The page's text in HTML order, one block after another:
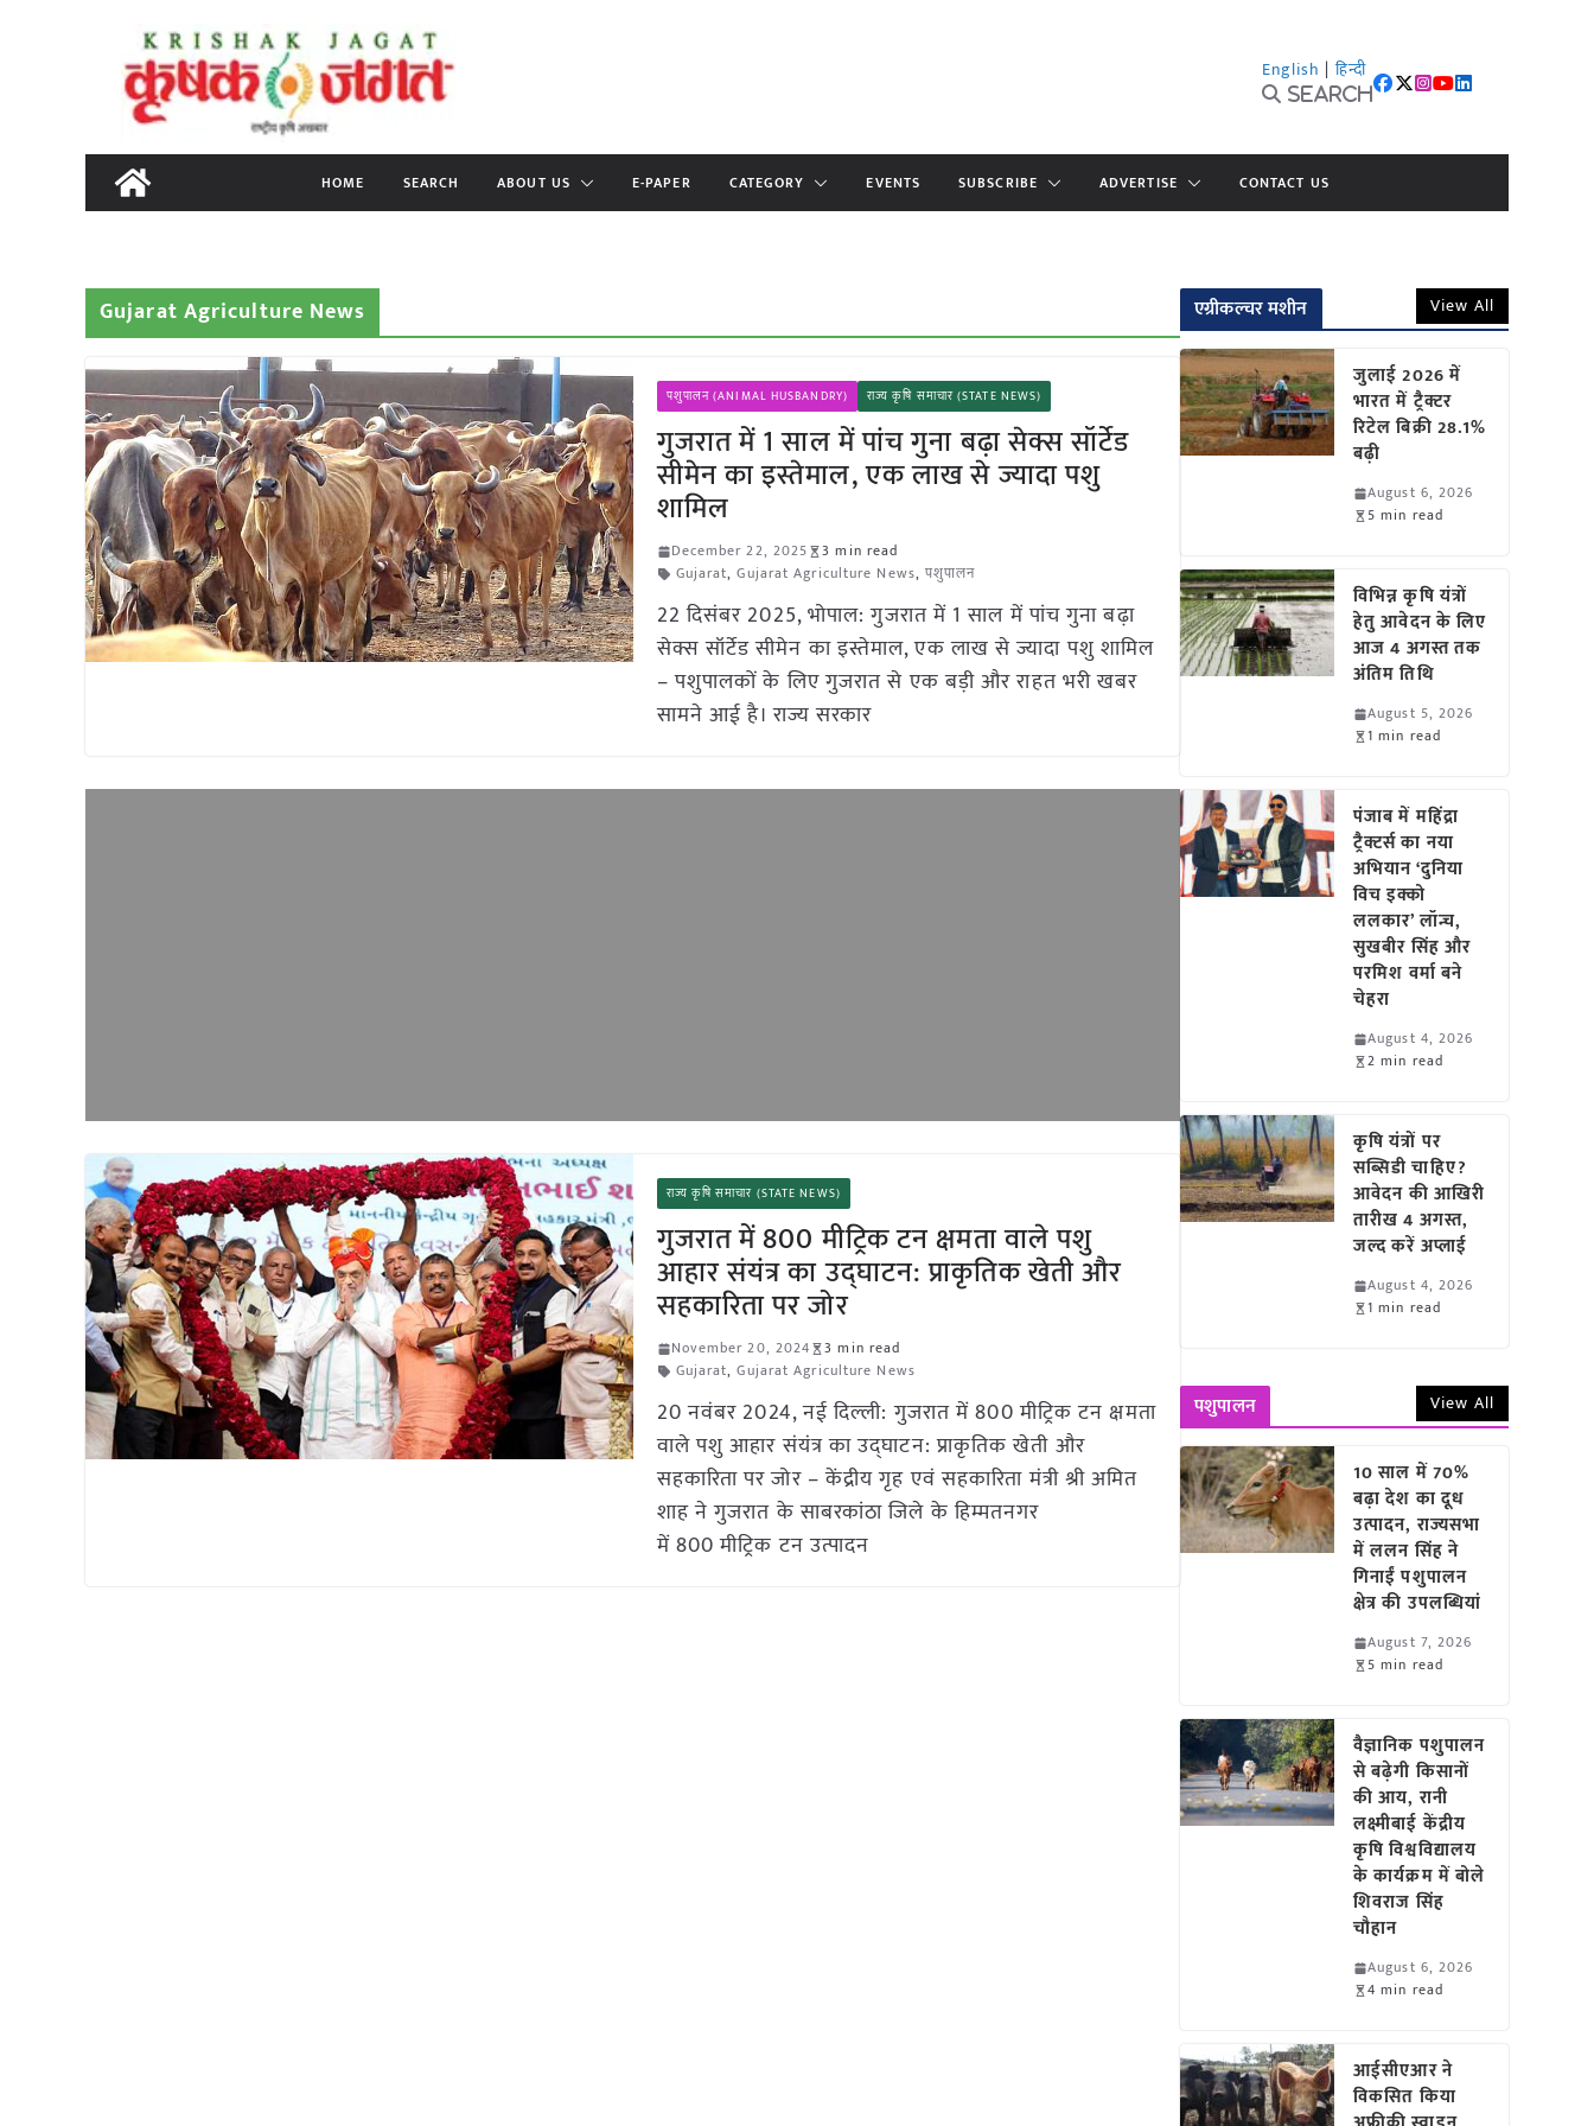
content
English | हिन्दी
Search
HOME SEARCH ABOUT US E-PAPER CATEGORY EVENTS SUBSCRIBE ADVERTISE CONTACT US
Gujarat Agriculture News
पशुपालन (ANIMAL HUSBANDRY) राज्य कृषि समाचार (STATE NEWS)
गुजरात में 1 साल में पांच गुना बढ़ा सेक्स सॉर्टेड
सीमेन का इस्तेमाल, एक लाख से ज्यादा पशु
शामिल
December 22, 2025
3 min read
Gujarat,Gujarat Agriculture News,पशुपालन
22 दिसंबर 2025, भोपाल: गुजरात में 1 साल में पांच गुना बढ़ा
सेक्स सॉर्टेड सीमेन का इस्तेमाल, एक लाख से ज्यादा पशु शामिल
– पशुपालकों के लिए गुजरात से एक बड़ी और राहत भरी खबर
सामने आई है। राज्य सरकार
राज्य कृषि समाचार (STATE NEWS)
गुजरात में 800 मीट्रिक टन क्षमता वाले पशु
आहार संयंत्र का उद्घाटन: प्राकृतिक खेती और
सहकारिता पर जोर
November 20, 2024
3 min read
Gujarat,Gujarat Agriculture News
20 नवंबर 2024, नई दिल्ली: गुजरात में 800 मीट्रिक टन क्षमता
वाले पशु आहार संयंत्र का उद्घाटन: प्राकृतिक खेती और
सहकारिता पर जोर – केंद्रीय गृह एवं सहकारिता मंत्री श्री अमित
शाह ने गुजरात के साबरकांठा जिले के हिम्मतनगर
में 800 मीट्रिक टन उत्पादन
एग्रीकल्चर मशीन View All
जुलाई 2026 में
भारत में ट्रैक्टर
रिटेल बिक्री 28.1%
बढ़ी
August 6, 2026
5 min read
विभिन्न कृषि यंत्रों
हेतु आवेदन के लिए
आज 4 अगस्त तक
अंतिम तिथि
August 5, 2026
1 min read
पंजाब में महिंद्रा
ट्रैक्टर्स का नया
अभियान ‘दुनिया
विच इक्को
ललकार’ लॉन्च,
सुखबीर सिंह और
परमिश वर्मा बने
चेहरा
August 4, 2026
2 min read
कृषि यंत्रों पर
सब्सिडी चाहिए?
आवेदन की आखिरी
तारीख 4 अगस्त,
जल्द करें अप्लाई
August 4, 2026
1 min read
पशुपालन View All
10 साल में 70%
बढ़ा देश का दूध
उत्पादन, राज्यसभा
में ललन सिंह ने
गिनाईं पशुपालन
क्षेत्र की उपलब्धियां
August 7, 2026
5 min read
वैज्ञानिक पशुपालन
से बढ़ेगी किसानों
की आय, रानी
लक्ष्मीबाई केंद्रीय
कृषि विश्वविद्यालय
के कार्यक्रम में बोले
शिवराज सिंह
चौहान
August 6, 2026
4 min read
आईसीएआर ने
विकसित किया